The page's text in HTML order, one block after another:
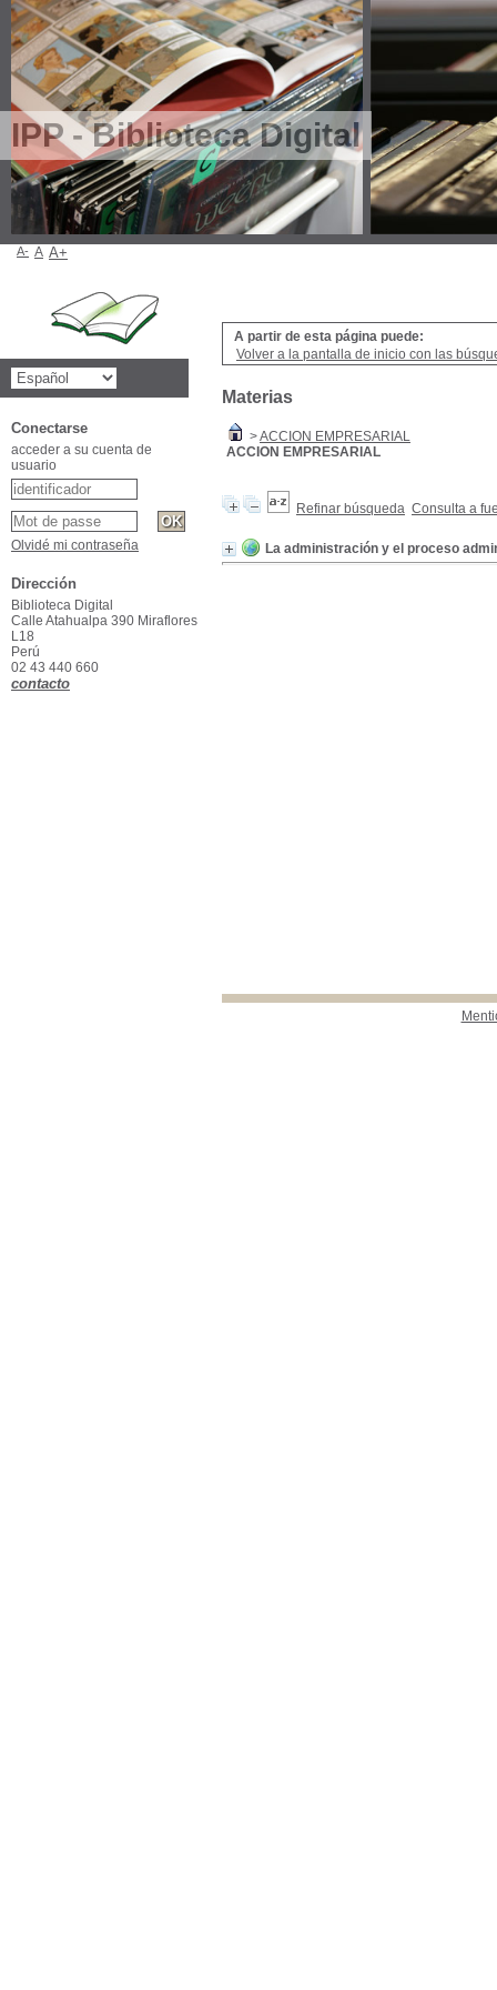
IPP - Biblioteca Digital
A partir de esta página puede:
Volver a la pantalla de inicio con las
Materias
>ACCION EMPRESARIAL
ACCION EMPRESARIAL
Refinar búsqueda Consulta a
La administración y el proceso
A- A A+
Conectarse
acceder a su cuenta de
usuario
Olvidé mi contraseña
Dirección
Biblioteca Digital
Calle Atahualpa 390 Miraflores
L18
Perú
02 43 440 660
contacto